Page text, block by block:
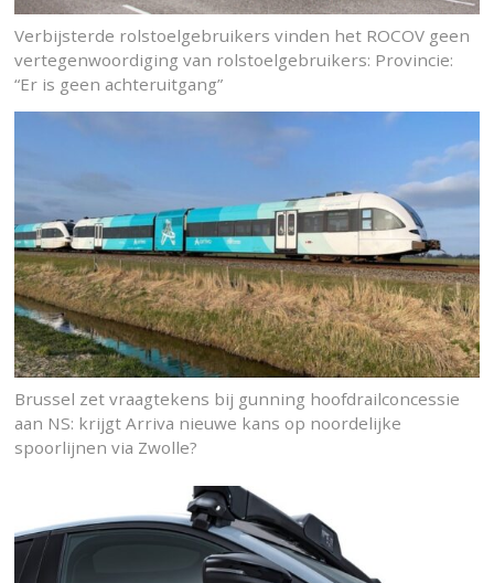
Verbijsterde rolstoelgebruikers vinden het ROCOV geen
vertegenwoordiging van rolstoelgebruikers: Provincie:
“Er is geen achteruitgang”
Brussel zet vraagtekens bij gunning hoofdrailconcessie
aan NS: krijgt Arriva nieuwe kans op noordelijke
spoorlijnen via Zwolle?